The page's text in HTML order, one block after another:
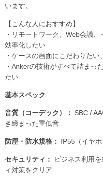
います。
【こんな人におすすめ】
・リモートワーク、Web会議
効率化したい
・ケースの画面にこだわりた
・Ankerの技術がすべて詰まっ
たい
基本スペック
音質（コーデック）：
SBC /
き締まった重低音
防塵・防水規格： IP55（イヤホ
セキュリティ：
ビジネス利用
ィ対策をクリア